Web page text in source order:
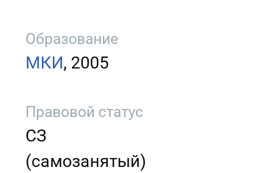
Образование
МКИ, 2005
Правовой статус
СЗ
(самозанятый)